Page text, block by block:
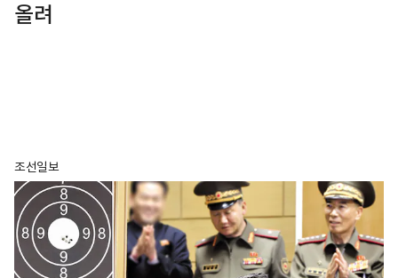
올려
조선일보